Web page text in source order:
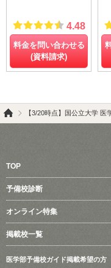
4.48
料金を問い合わせる
(資料請求)
【3/20時点】国公立大学 医
TOP
予備校診断
オンライン特集
掲載校一覧
医学部予備校ガイド掲載希望の方